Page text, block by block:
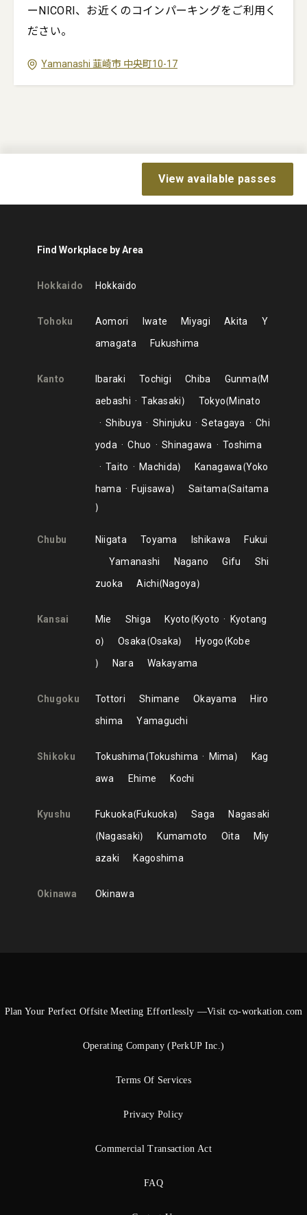
ーNICORI、お近くのコインパーキングをご利用く
ださい。
Yamanashi 韮崎市 中央町10-17
View available passes
Find Workplace by Area
Hokkaido Hokkaido
Tohoku Aomori Iwate Miyagi Akita
Y
amagata
Fukushima
Kanto Ibaraki Tochigi Chiba Gunma M
aebashi
Takasaki Tokyo Minato
Shibuya
Shinjuku Setagaya
Chi
yoda
Chuo Shinagawa
Toshima
Taito
Machida Kanagawa Yoko
hama
Fujisawa Saitama Saitama
Chubu Niigata Toyama Ishikawa
Fukui
Yamanashi
Nagano Gifu
Shi
zuoka
Aichi Nagoya
Kansai Mie Shiga Kyoto Kyoto
Kyotang
o
Osaka Osaka Hyogo Kobe
Nara
Wakayama
Chugoku Tottori Shimane Okayama
Hiro
shima
Yamaguchi
Shikoku Tokushima Tokushima Mima
Kag
awa
Ehime Kochi
Kyushu Fukuoka Fukuoka Saga
Nagasaki
Nagasaki
Kumamoto Oita
Miy
azaki
Kagoshima
Okinawa Okinawa
Plan Your Perfect Offsite Meeting Effortlessly —Visit co-workation.com
Operating Company (PerkUP Inc.)
Terms Of Services
Privacy Policy
Commercial Transaction Act
FAQ